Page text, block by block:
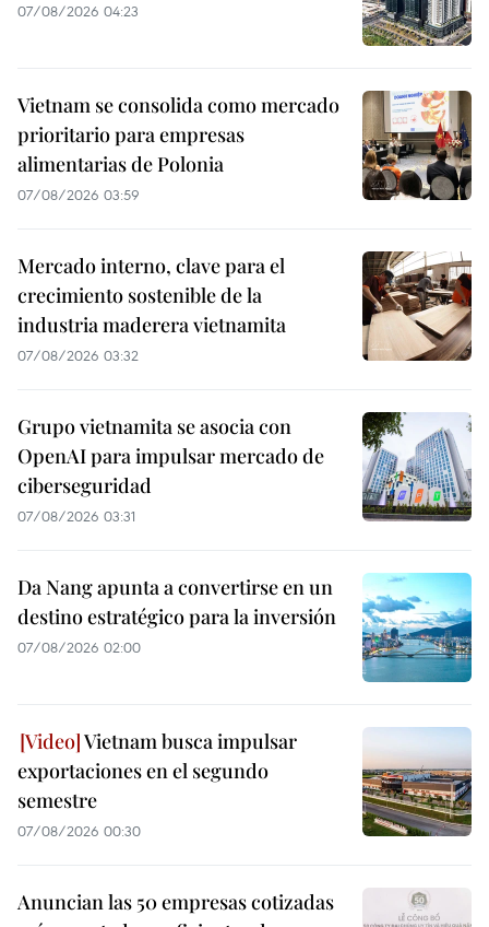
07/08/2026 04:23
Vietnam se consolida como mercado
prioritario para empresas
alimentarias de Polonia
07/08/2026 03:59
Mercado interno, clave para el
crecimiento sostenible de la
industria maderera vietnamita
07/08/2026 03:32
Grupo vietnamita se asocia con
OpenAI para impulsar mercado de
ciberseguridad
07/08/2026 03:31
Da Nang apunta a convertirse en un
destino estratégico para la inversión
07/08/2026 02:00
Vietnam busca impulsar
exportaciones en el segundo
semestre
07/08/2026 00:30
Anuncian las 50 empresas cotizadas